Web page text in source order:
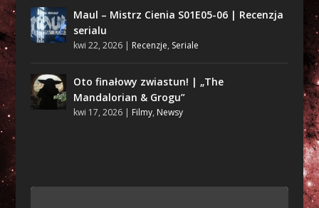
Maul – Mistrz Cienia S01E05-06 | Recenzja
serialu
kwi 22, 2026| Recenzje, Seriale
Oto finałowy zwiastun! | „The
Mandalorian & Grogu”
kwi 17, 2026| Filmy, Newsy